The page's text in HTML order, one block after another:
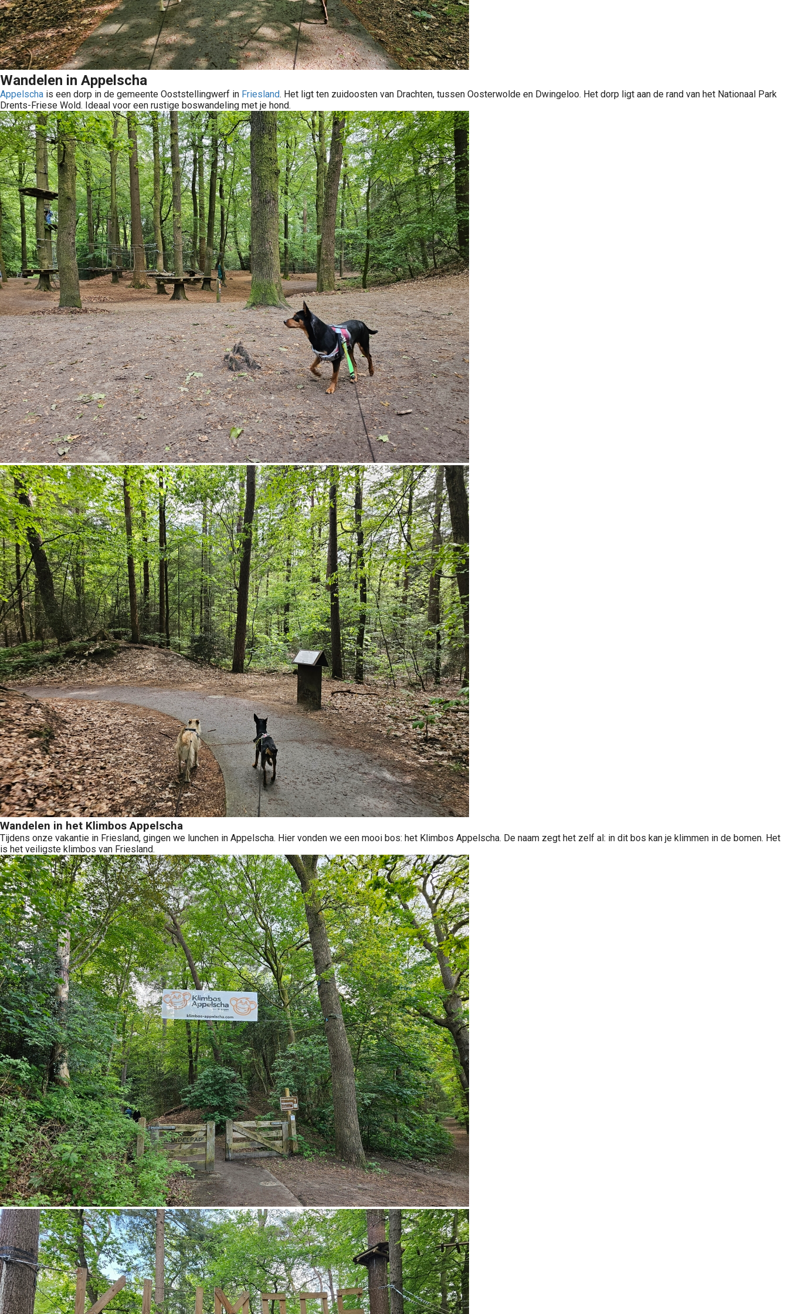
Wandelen in Appelscha
Appelscha is een dorp in de gemeente Ooststellingwerf in Friesland. Het ligt ten zuidoosten van Drachten, tussen Oosterwolde en Dwingeloo. Het dorp ligt aan de rand van het Nationaal Park
Drents-Friese Wold. Ideaal voor een rustige boswandeling met je hond.
Wandelen in het Klimbos Appelscha
Tijdens onze vakantie in Friesland, gingen we lunchen in Appelscha. Hier vonden we een mooi bos: het Klimbos Appelscha. De naam zegt het zelf al: in dit bos kan je klimmen in de bomen. Het
is het veiligste klimbos van Friesland.